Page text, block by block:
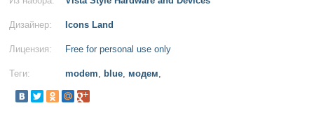
Дизайнер: Icons Land
Лицензия: Free for personal use only
Теги: modem, blue, модем,